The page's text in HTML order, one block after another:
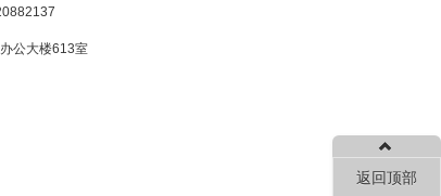
返回顶部
公大楼613室